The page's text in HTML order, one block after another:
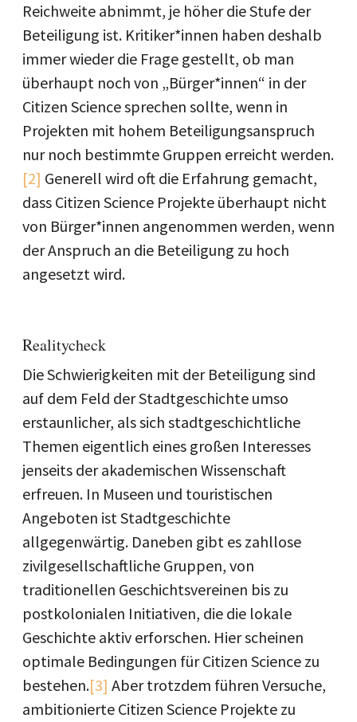
Reichweite abnimmt, je höher die Stufe der
Beteiligung ist. Kritiker*innen haben deshalb
immer wieder die Frage gestellt, ob man
überhaupt noch von „Bürger*innen“ in der
Citizen Science sprechen sollte, wenn in
Projekten mit hohem Beteiligungsanspruch
nur noch bestimmte Gruppen erreicht werden.
[2] Generell wird oft die Erfahrung gemacht,
dass Citizen Science Projekte überhaupt nicht
von Bürger*innen angenommen werden, wenn
der Anspruch an die Beteiligung zu hoch
angesetzt wird.
Realitycheck
Die Schwierigkeiten mit der Beteiligung sind
auf dem Feld der Stadtgeschichte umso
erstaunlicher, als sich stadtgeschichtliche
Themen eigentlich eines großen Interesses
jenseits der akademischen Wissenschaft
erfreuen. In Museen und touristischen
Angeboten ist Stadtgeschichte
allgegenwärtig. Daneben gibt es zahllose
zivilgesellschaftliche Gruppen, von
traditionellen Geschichtsvereinen bis zu
postkolonialen Initiativen, die die lokale
Geschichte aktiv erforschen. Hier scheinen
optimale Bedingungen für Citizen Science zu
bestehen.[3] Aber trotzdem führen Versuche,
ambitionierte Citizen Science Projekte zu